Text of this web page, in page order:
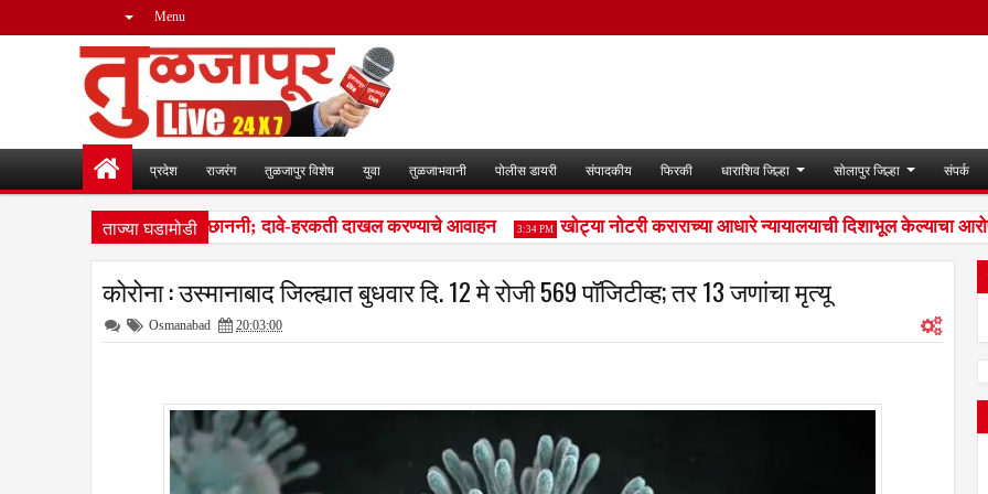
Menu
प्रदेश राजरंग तुळजापुर विशेष युवा तुळजाभवानी पोलीस डायरी संपादकीय फिरकी धाराशिव जिल्हा सोलापुर जिल्हा संपर्क
ताज्या घडामोडी
न सापडलेल्या मतदारांची छाननी; दावे-हरकती दाखल करण्याचे आवाहन 3:34 PM खोट्या नोटरी कराराच्या आधारे न्यायालयाची दिशाभूल केल्याचा आरोप;
कोरोना : उस्मानाबाद जिल्ह्यात बुधवार दि. 12 मे रोजी 569 पॉजिटीव्ह; तर 13 जणांचा मृत्यू
Osmanabad 20:03:00